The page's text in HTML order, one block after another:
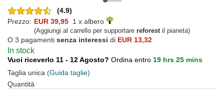
(4.9)
Prezzo: EUR 39,95 1 x albero
(Aggiungi al carrello per supportare reforestil pianeta)
O 3 pagamenti senza interessi di EUR 13,32
In stock
Vuoi riceverlo 11 - 12 Agosto? Ordina entro 19 hrs 25 mins
Taglia unica (Guida taglie)
Quantità